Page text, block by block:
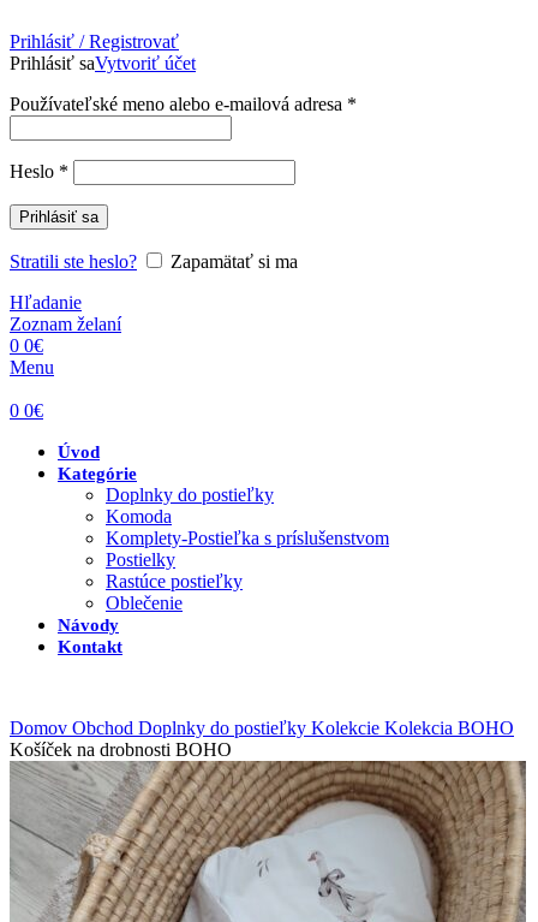
Prihlásiť / Registrovať
Prihlásiť saVytvoriť účet
Používateľské meno alebo e-mailová adresa *
Heslo *
Prihlásiť sa
Stratili ste heslo?
Zapamätať si ma
Hľadanie
Zoznam želaní
0 0€
Menu
0 0€
Úvod
Kategórie
Doplnky do postieľky
Komoda
Komplety-Postieľka s príslušenstvom
Postielky
Rastúce postieľky
Oblečenie
Návody
Kontakt
Domov Obchod Doplnky do postieľky Kolekcie Kolekcia BOHO
Košíček na drobnosti BOHO